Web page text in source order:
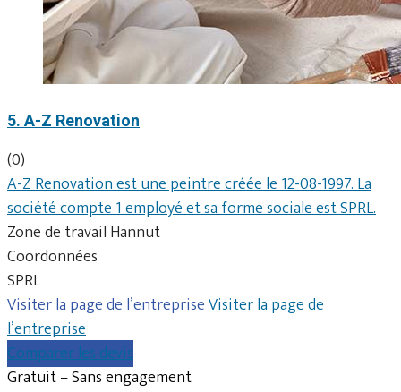
5. A-Z Renovation
(0)
A-Z Renovation est une peintre créée le 12-08-1997. La
société compte 1 employé et sa forme sociale est SPRL.
Zone de travail Hannut
Coordonnées
SPRL
Visiter la page de l’entrepriseVisiter la page de
l’entreprise
Comparer les devis
Gratuit – Sans engagement